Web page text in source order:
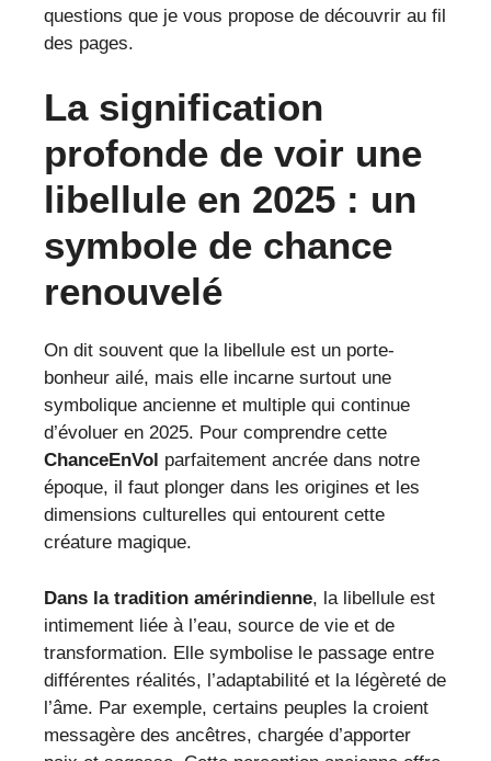
questions que je vous propose de découvrir au fil
des pages.
La signification
profonde de voir une
libellule en 2025 : un
symbole de chance
renouvelé
On dit souvent que la libellule est un porte-
bonheur ailé, mais elle incarne surtout une
symbolique ancienne et multiple qui continue
d’évoluer en 2025. Pour comprendre cette
ChanceEnVol parfaitement ancrée dans notre
époque, il faut plonger dans les origines et les
dimensions culturelles qui entourent cette
créature magique.
Dans la tradition amérindienne, la libellule est
intimement liée à l’eau, source de vie et de
transformation. Elle symbolise le passage entre
différentes réalités, l’adaptabilité et la légèreté de
l’âme. Par exemple, certains peuples la croient
messagère des ancêtres, chargée d’apporter